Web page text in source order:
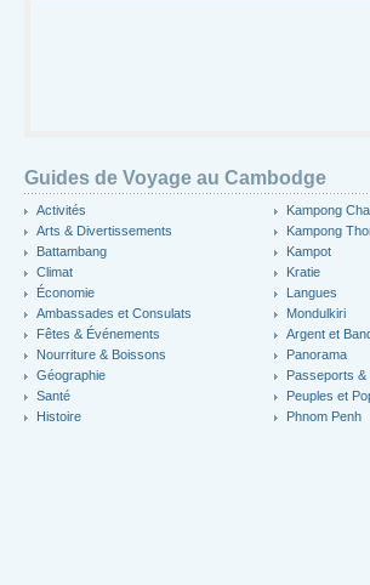
Guides de Voyage au Cambodge
Activités
Arts & Divertissements
Battambang
Climat
Économie
Ambassades et Consulats
Fêtes & Événements
Nourriture & Boissons
Géographie
Santé
Histoire
Kampong
Kampong
Kampot
Kratie
Langues
Mondulkiri
Argent et
Panorama
Passeports &
Peuples et
Phnom Penh